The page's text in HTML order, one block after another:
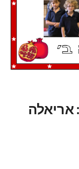
אריאלה